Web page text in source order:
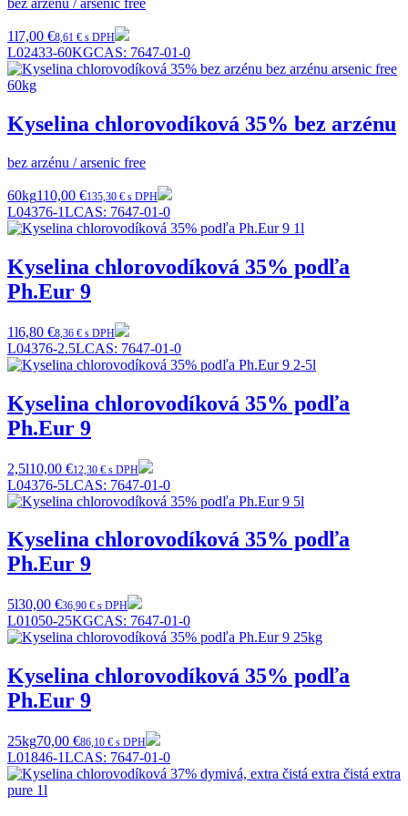
bez arzénu / arsenic free
1l7,00 €8,61 € s DPH
L02433-60KGCAS: 7647-01-0
Kyselina chlorovodíková 35% bez arzénu
bez arzénu / arsenic free
60kg110,00 €135,30 € s DPH
L04376-1LCAS: 7647-01-0
Kyselina chlorovodíková 35% podľa
Ph.Eur 9
1l6,80 €8,36 € s DPH
L04376-2.5LCAS: 7647-01-0
Kyselina chlorovodíková 35% podľa
Ph.Eur 9
2,5l10,00 €12,30 € s DPH
L04376-5LCAS: 7647-01-0
Kyselina chlorovodíková 35% podľa
Ph.Eur 9
5l30,00 €36,90 € s DPH
L01050-25KGCAS: 7647-01-0
Kyselina chlorovodíková 35% podľa
Ph.Eur 9
25kg70,00 €86,10 € s DPH
L01846-1LCAS: 7647-01-0